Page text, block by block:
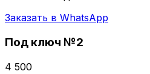
Заказать в WhatsApp
Под ключ №2
4 500